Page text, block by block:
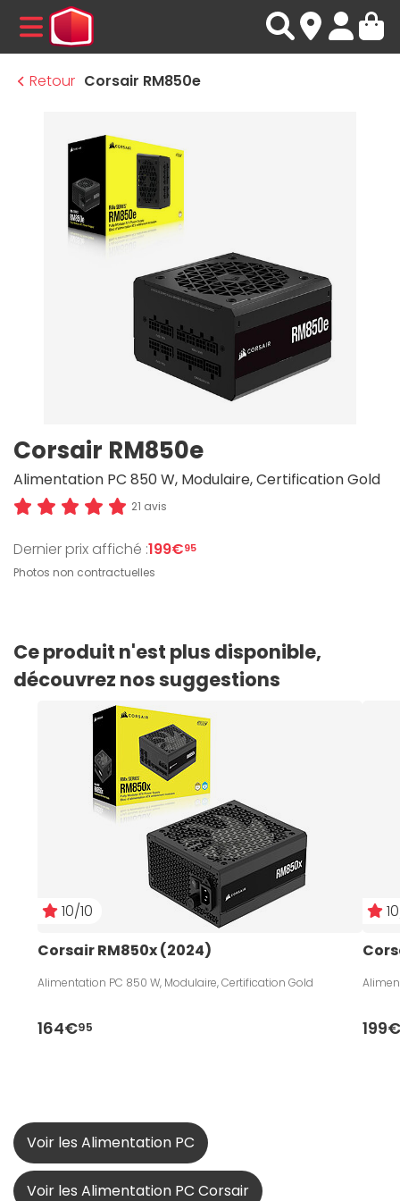
MENU
Retour Corsair RM850e
Corsair RM850e
Alimentation PC 850 W, Modulaire, Certification Gold
21 avis
Dernier prix affiché :199€95
Photos non contractuelles
Ce produit n'est plus disponible,
découvrez nos suggestions
10/10
Corsair RM850x (2024)
Alimentation PC 850 W, Modulaire, Certification Gold
164€95
Voir les Alimentation PC
Voir les Alimentation PC Corsair